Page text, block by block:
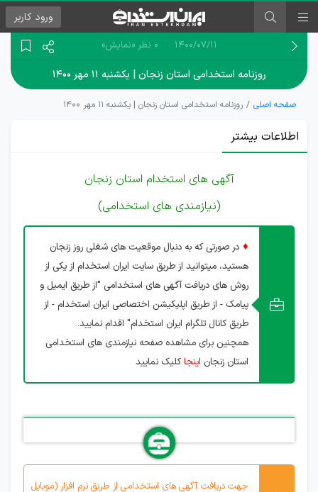
ورود کاربر
۱۴۰۰/۰۷/۱۱ 0 نظر «نمایش»
روزنامه استخدامی استان زنجان | یکشنبه ۱۱ مهر ۱۴۰۰
صفحه اصلی روزنامه استخدامی استان زنجان | یکشنبه ۱۱ مهر ۱۴۰۰
اطلاعات بیشتر
آگهی های استخدام استان زنجان
(نیازمندی های استخدامی)
♦ در صورتی که به دنبال موقعیت های شغلی روز زنجان
هستید، میتوانید از طریق سایت ایران استخدام از یکی از
روش های دریافت آگهی های استخدامی "از طریق ایمیل و
پیامک - از طریق اپلیکیشن اختصاصی ایران استخدام - از
طریق کانال تلگرام ایران استخدام" اقدام نمایید.
همچنین برای مشاهده صفحه نیازمندی های استخدامی
استان زنجان اینجاکلیک نمایید
جهت دریافت آگهی های استخدامی از طریق نرم افزار (موبایل